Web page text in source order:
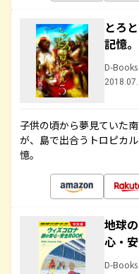
とろ
記憶
D-Books
子供の頃から夢見ていた
が、島で出合うトロピカ
憶。
地球
心・
D-Books